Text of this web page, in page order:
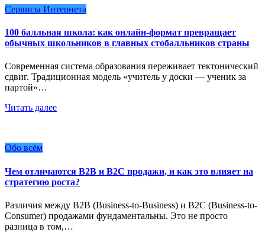
Сервисы Интернета
100 балльная школа: как онлайн-формат превращает
обычных школьников в главных стобалльников страны
Современная система образования переживает тектонический
сдвиг. Традиционная модель «учитель у доски — ученик за
партой»…
Читать далее
Обо всём
Чем отличаются B2B и B2C продажи, и как это влияет на
стратегию роста?
Различия между B2B (Business-to-Business) и B2C (Business-to-
Consumer) продажами фундаментальны. Это не просто
разница в том,…